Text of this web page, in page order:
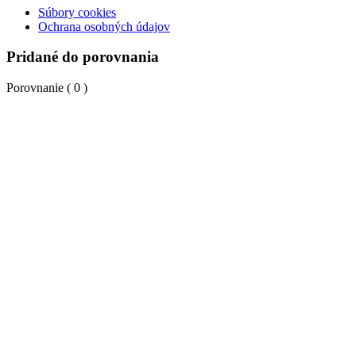
Súbory cookies
Ochrana osobných údajov
Pridané do porovnania
Porovnanie ( 0 )